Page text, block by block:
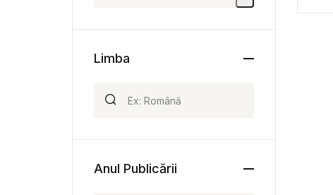
Limba
Anul Publicării